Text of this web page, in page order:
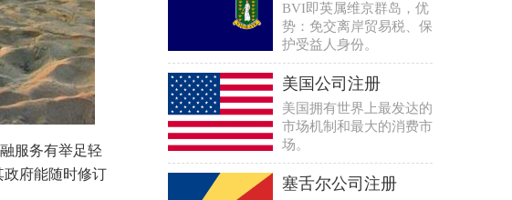
服务有举足轻
政府能随时修订
BVI即英属维京群岛，优
势：免交离岸贸易税、保
护受益人身份。
美国公司注册
美国拥有世界上最发达的
市场机制和最大的消费市
场。
塞舌尔公司注册